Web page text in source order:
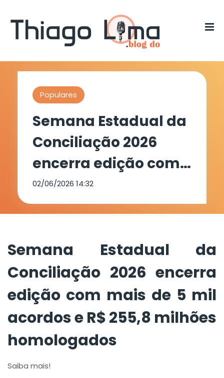
Populares
Semana Estadual da
Conciliação 2026
encerra edição com
mais de 5 mil
acordos e R$ 255,8
homologados
02/06/2026 14:32
Semana Estadual da
Conciliação 2026 encerra
edição com mais de 5 mil
acordos e R$ 255,8 milhões
homologados
Saiba mais!